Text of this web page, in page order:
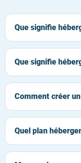
Que signifie
Que signifie
Comment créer
Quel plan